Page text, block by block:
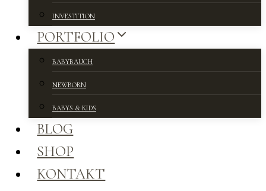
INVESTITION
PORTFOLIO
BABYBAUCH
NEWBORN
BABYS & KIDS
BLOG
SHOP
KONTAKT